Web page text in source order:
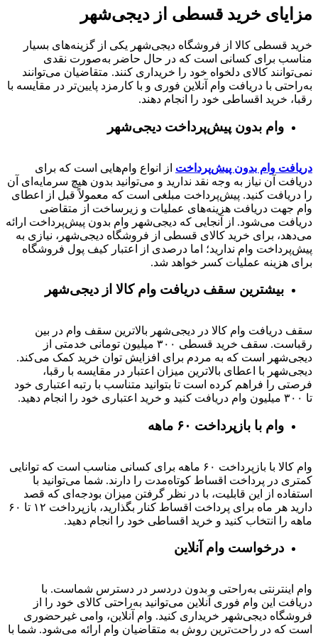
مزایای خرید قسطی از دیجی‌شهر
خرید قسطی کالا از فروشگاه دیجی‌شهر یکی از گزینه‌های بسیار
مناسب برای کسانی است که در حال حاضر به‌صورت نقدی
نمی‌توانند کالای دلخواه خود را خریداری کنند. متقاضیان می‌توانند
به‌راحتی با دریافت وام آنلاین فوری و با کارمزد پایین‌تر در مقایسه با
رقبا، خرید اقساطی خود را انجام دهند.
وام بدون پیش‌پرداخت‌ دیجی‌شهر
دریافت وام بدون پیش‌پرداخت از انواع وام‌هایی است که برای
دریافت آن نیاز به وجه نقد ندارید و می‌توانید بدون هیچ سرمایه‌ای آن
را دریافت کنید. پیش‌پرداخت مبلغی است که معمولاً قبل از اعطای
وام جهت دریافت هزینه‌های عملیات و زیرساخت از متقاضی
دریافت می‌شود. از آنجایی که دیجی‌شهر وام بدون پیش‌پرداخت ارائه
می‌دهد، برای خرید کالای قسطی از فروشگاه دیجی‌شهر، نیازی به
پیش‌پرداخت وام ندارید؛ اما درصدی از اعتبار کیف پول فروشگاه
برای هزینه عملیات کسر خواهد شد.
بیشترین سقف دریافت وام کالا از دیجی‌شهر
سقف دریافت وام کالا در دیجی‌شهر بالاترین سقف وام در بین
رقباست. سقف خرید قسطی ۳۰۰ میلیون تومانی خدمتی از
دیجی‌شهر است که به مردم برای افزایش توان خرید کمک می‌کند.
دیجی‌شهر با اعطای بالاترین میزان اعتبار در مقایسه با رقبا،
فرصتی را فراهم کرده است تا بتوانید متناسب با رتبه اعتباری خود
تا ۳۰۰ میلیون وام دریافت کنید و خرید اعتباری خود را انجام دهید.
وام با بازپرداخت ۶۰ ماهه
وام کالا با بازپرداخت ۶۰ ماهه برای کسانی مناسب است که توانایی
کمتری در پرداخت اقساط کوتاه‌مدت را دارند. شما می‌توانید با
استفاده از این قابلیت، با در نظر گرفتن میزان بودجه‌ای که قصد
دارید هر ماه برای پرداخت اقساط کنار بگذارید، بازپرداخت ۱۲ تا ۶۰
ماهه را انتخاب کنید و خرید اقساطی خود را انجام دهید.
درخواست وام آنلاین
وام اینترنتی به‌راحتی و بدون دردسر در دسترس شماست. با
دریافت این وام فوری آنلاین می‌توانید به‌راحتی کالای خود را از
فروشگاه دیجی‌شهر خریداری کنید. وام آنلاین، وامی غیرحضوری
است که در راحت‌ترین روش به متقاضیان وام ارائه می‌شود. شما با